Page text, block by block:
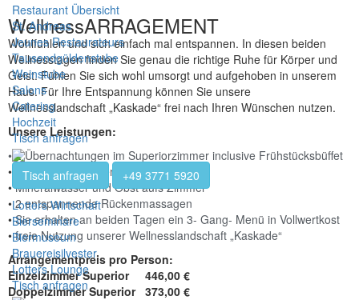
Restaurant Übersicht
St. Andreas
Jeunes Restaurateurs
Tausendgüldenstube
Weinstube
Salons
Catering
Hochzeit
Tisch anfragen
Tisch anfragen
+49 3771 5920
Lotters Wirtschaft
Bierseminare
Biermuseum
Brauereisilvester
Lotters Lounge
Tisch anfragen
WellnessARRAGEMENT
Wohlfühlen und sich einfach mal entspannen. In diesen beiden
Wellnesstagen finden Sie genau die richtige Ruhe für Körper und
Geist. Fühlen Sie sich wohl umsorgt und aufgehoben in unserem
Haus. Für Ihre Entspannung können Sie unsere
Wellnesslandschaft „Kaskade“ frei nach Ihren Wünschen nutzen.
Unsere Leistungen:
• 2 Übernachtungen im Superiorzimmer inclusive Frühstücksbüffet
•
einen erfrischenden Vitaldrink
•Mineralwasser und Obst aufs Zimmer
•2 entspannende Rückenmassagen
•Sie erhalten an beiden Tagen ein 3- Gang- Menü in Vollwertkost
•freie Nutzung unserer Wellnesslandschaft „Kaskade“
Arrangementpreis pro Person:
Einzelzimmer Superior 446,00 €
Doppelzimmer Superior 373,00 €